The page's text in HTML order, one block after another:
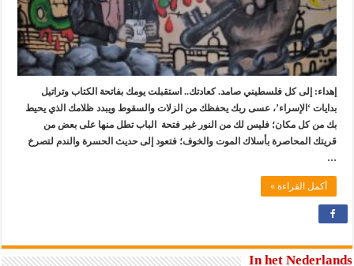
إهداء: إلى كل فلسطيني صامد. كعادتك.. استقبلت يومك بفاتحة الكتاب وتراتيل
بدايات ‘الإسراء’، عسى ربك يحفظك من الزلات والسقوط ويبدد ظلامك الذي يحيط
بك من كل مكان؛ فليس لك من النور غير فتحة الباب تطل منها على بعض من
قريتك المحاصرة بأسلاك الموت والخوف؛ فتعود إلى حديث الحسرة والندم لتصرخ
…
أكمل القراءة »
In het Nederlands